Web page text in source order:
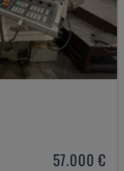
57.000 €